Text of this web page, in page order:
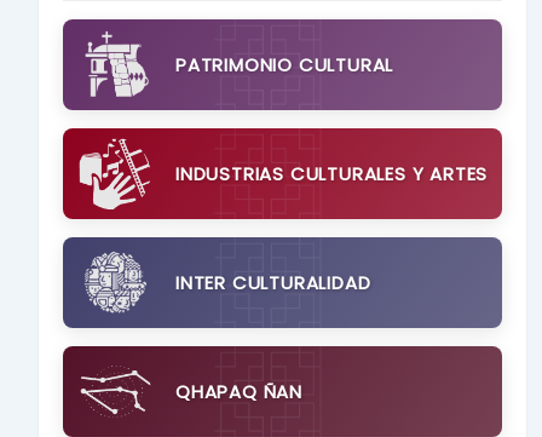
PATRIMONIO CULTURAL
INDUSTRIAS CULTURALES Y ARTES
INTER CULTURALIDAD
QHAPAQ ÑAN